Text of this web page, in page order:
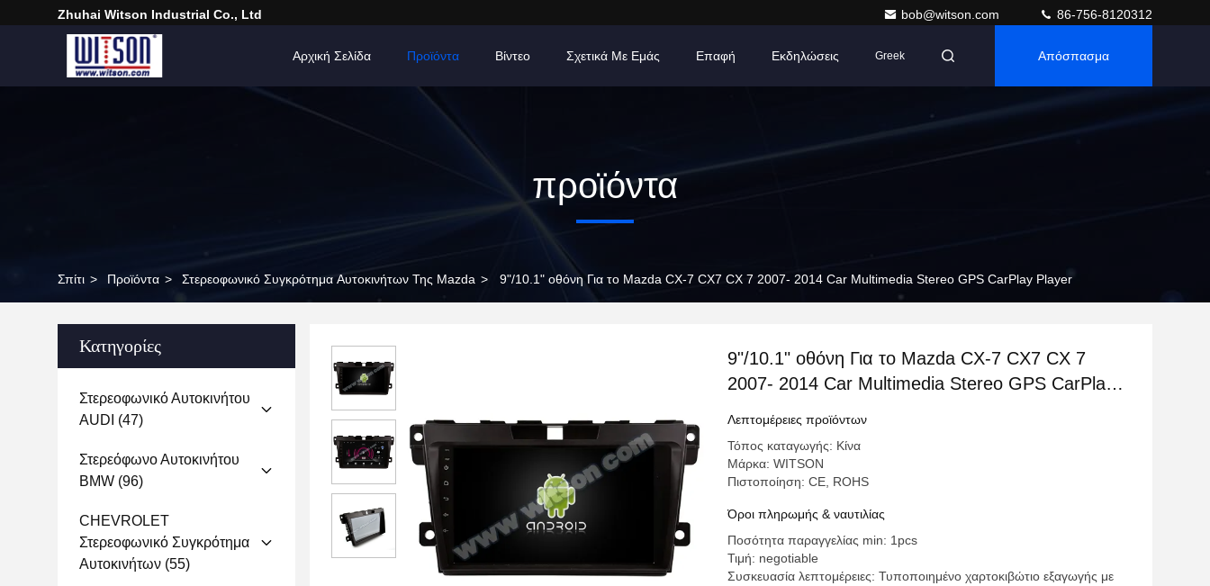
Zhuhai Witson Industrial Co., Ltd bob@witson.com 86-756-8120312
Αρχική Σελίδα Προϊόντα Βίντεο Σχετικά Με Εμάς Επαφή Εκδηλώσεις Greek Απόσπασμα
προϊόντα
Σπίτι > Προϊόντα > Στερεοφωνικό Συγκρότημα Αυτοκινήτων Της Mazda > 9"/10.1" οθόνη Για το Mazda CX-7 CX7 CX 7 2007- 2014 Car Multimedia Stereo GPS CarPlay Player
Κατηγορίες
Στερεοφωνικό Αυτοκινήτου
AUDI (47)
Στερεόφωνο Αυτοκινήτου
BMW (96)
CHEVROLET
Στερεοφωνικό Συγκρότημα
Αυτοκινήτων (55)
9"/10.1" οθόνη Για το Mazda CX-7 CX7 CX 7
2007- 2014 Car Multimedia Stereo GPS CarPlay
Λεπτομέρειες προϊόντων
Τόπος καταγωγής: Κίνα
Μάρκα: WITSON
Πιστοποίηση: CE, ROHS
Όροι πληρωμής & ναυτιλίας
Ποσότητα παραγγελίας min: 1pcs
Τιμή: negotiable
Συσκευασία λεπτομέρειες: Τυποποιημένο χαρτοκιβώτιο εξαγωγής με